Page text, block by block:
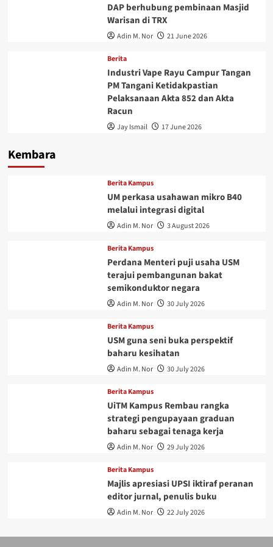
DAP berhubung pembinaan Masjid
Warisan di TRX
Adin M. Nor 21 June 2026
Berita
Industri Vape Rayu Campur Tangan
PM Tangani Ketidakpastian
Pelaksanaan Akta 852 dan Akta
Racun
Jay Ismail 17 June 2026
Kembara
Berita Kampus
UM perkasa usahawan mikro B40
melalui integrasi digital
Adin M. Nor 3 August 2026
Berita Kampus
Perdana Menteri puji usaha USM
terajui pembangunan bakat
semikonduktor negara
Adin M. Nor 30 July 2026
Berita Kampus
USM guna seni buka perspektif
baharu kesihatan
Adin M. Nor 30 July 2026
Berita Kampus
UiTM Kampus Rembau rangka
strategi pengupayaan graduan
baharu sebagai tenaga kerja
Adin M. Nor 29 July 2026
Berita Kampus
Majlis apresiasi UPSI iktiraf peranan
editor jurnal, penulis buku
Adin M. Nor 22 July 2026